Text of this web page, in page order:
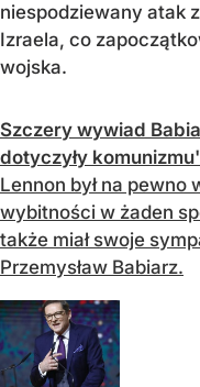
niespodziewany atak
Izraela, co
wojska.
Szczery wywiad
dotyczyły
Lennon był na
wybitności w żaden
także miał swoje
Przemysław Babiarz.